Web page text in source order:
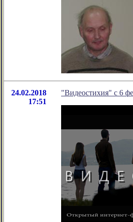
24.02.2018
17:51
"Видеостихия" с 6